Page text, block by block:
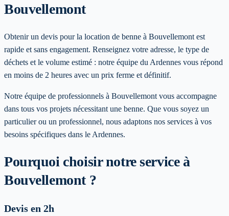
Bouvellemont
Obtenir un devis pour la location de benne à Bouvellemont est
rapide et sans engagement. Renseignez votre adresse, le type de
déchets et le volume estimé : notre équipe du Ardennes vous répond
en moins de 2 heures avec un prix ferme et définitif.
Notre équipe de professionnels à Bouvellemont vous accompagne
dans tous vos projets nécessitant une benne. Que vous soyez un
particulier ou un professionnel, nous adaptons nos services à vos
besoins spécifiques dans le Ardennes.
Pourquoi choisir notre service à
Bouvellemont?
Devis en 2h